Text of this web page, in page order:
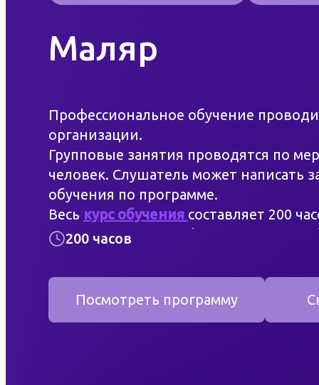
ЧОУ ДПО «Центр-плюс»
Материально-техническое
оснащение
Контакты
Фотогаллерея
Маляр
Профессиональное обучение
организации.
Групповые занятия проводятся по
человек. Слушатель может написать
обучения по программе.
Весь курс обучения составляет 200
Преподаватели профессионального
Удостоверение о профессиональной
квалификационного экзамена.
соответствуют требованиям
200 часов
Посмотреть программу